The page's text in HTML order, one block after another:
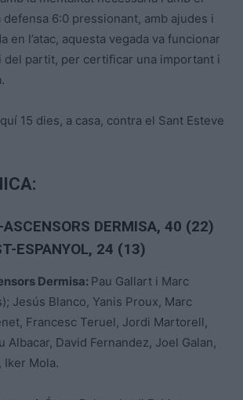
defensa 6:0 pressionant, amb ajudes i
en l’atac, aquesta vegada va funcionar
del partit, per certificar una important i
15 dies, a casa, contra el Sant Esteve
DERMISA, 40 (22)
ESPANYOL, 24 (13)
Dermisa: Pau Gallart i Marc
Jesús Blanco, Yanis Proux, Marc
Francesc Teruel, Jordi Martorell,
Albacar, David Fernandez, Joel Galan,
Iker Mola.